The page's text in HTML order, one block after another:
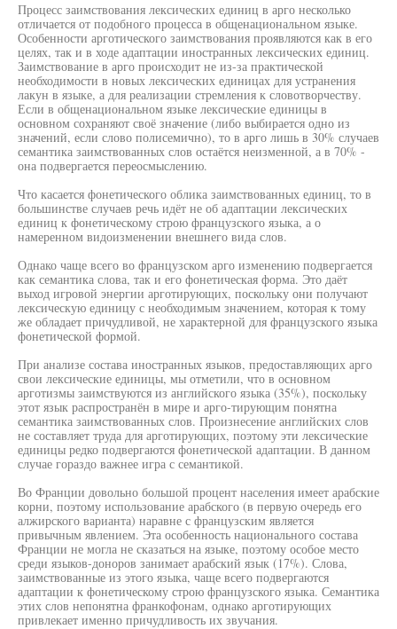
Процесс заимствования лексических единиц в арго несколько
отличается от подобного процесса в общенациональном языке.
Особенности арготического заимствования проявляются как в его
целях, так и в ходе адаптации иностранных лексических единиц.
Заимствование в арго происходит не из-за практической
необходимости в новых лексических единицах для устранения
лакун в языке, а для реализации стремления к словотворчеству.
Если в общенациональном языке лексические единицы в
основном сохраняют своё значение (либо выбирается одно из
значений, если слово полисемично), то в арго лишь в 30% случаев
семантика заимствованных слов остаётся неизменной, а в 70% -
она подвергается переосмыслению.
Что касается фонетического облика заимствованных единиц, то в
большинстве случаев речь идёт не об адаптации лексических
единиц к фонетическому строю французского языка, а о
намеренном видоизменении внешнего вида слов.
Однако чаще всего во французском арго изменению подвергается
как семантика слова, так и его фонетическая форма. Это даёт
выход игровой энергии арготирующих, поскольку они получают
лексическую единицу с необходимым значением, которая к тому
же обладает причудливой, не характерной для французского языка
фонетической формой.
При анализе состава иностранных языков, предоставляющих арго
свои лексические единицы, мы отметили, что в основном
арготизмы заимствуются из английского языка (35%), поскольку
этот язык распространён в мире и арго-тирующим понятна
семантика заимствованных слов. Произнесение английских слов
не составляет труда для арготирующих, поэтому эти лексические
единицы редко подвергаются фонетической адаптации. В данном
случае гораздо важнее игра с семантикой.
Во Франции довольно большой процент населения имеет арабские
корни, поэтому использование арабского (в первую очередь его
алжирского варианта) наравне с французским является
привычным явлением. Эта особенность национального состава
Франции не могла не сказаться на языке, поэтому особое место
среди языков-доноров занимает арабский язык (17%). Слова,
заимствованные из этого языка, чаще всего подвергаются
адаптации к фонетическому строю французского языка. Семантика
этих слов непонятна франкофонам, однако арготирующих
привлекает именно причудливость их звучания.